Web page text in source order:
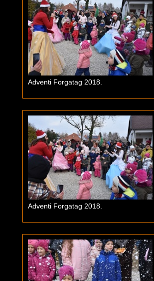
Adventi Forgatag 2018.
Adventi Forgatag 2018.